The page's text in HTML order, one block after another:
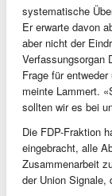
systematische
Er erwarte davon
aber nicht der
Verfassungsorgan
Frage für
meinte Lammert.
sollten wir es bei
Die FDP-Fraktion
eingebracht, alle
Zusammenarbeit
der Union Signale,